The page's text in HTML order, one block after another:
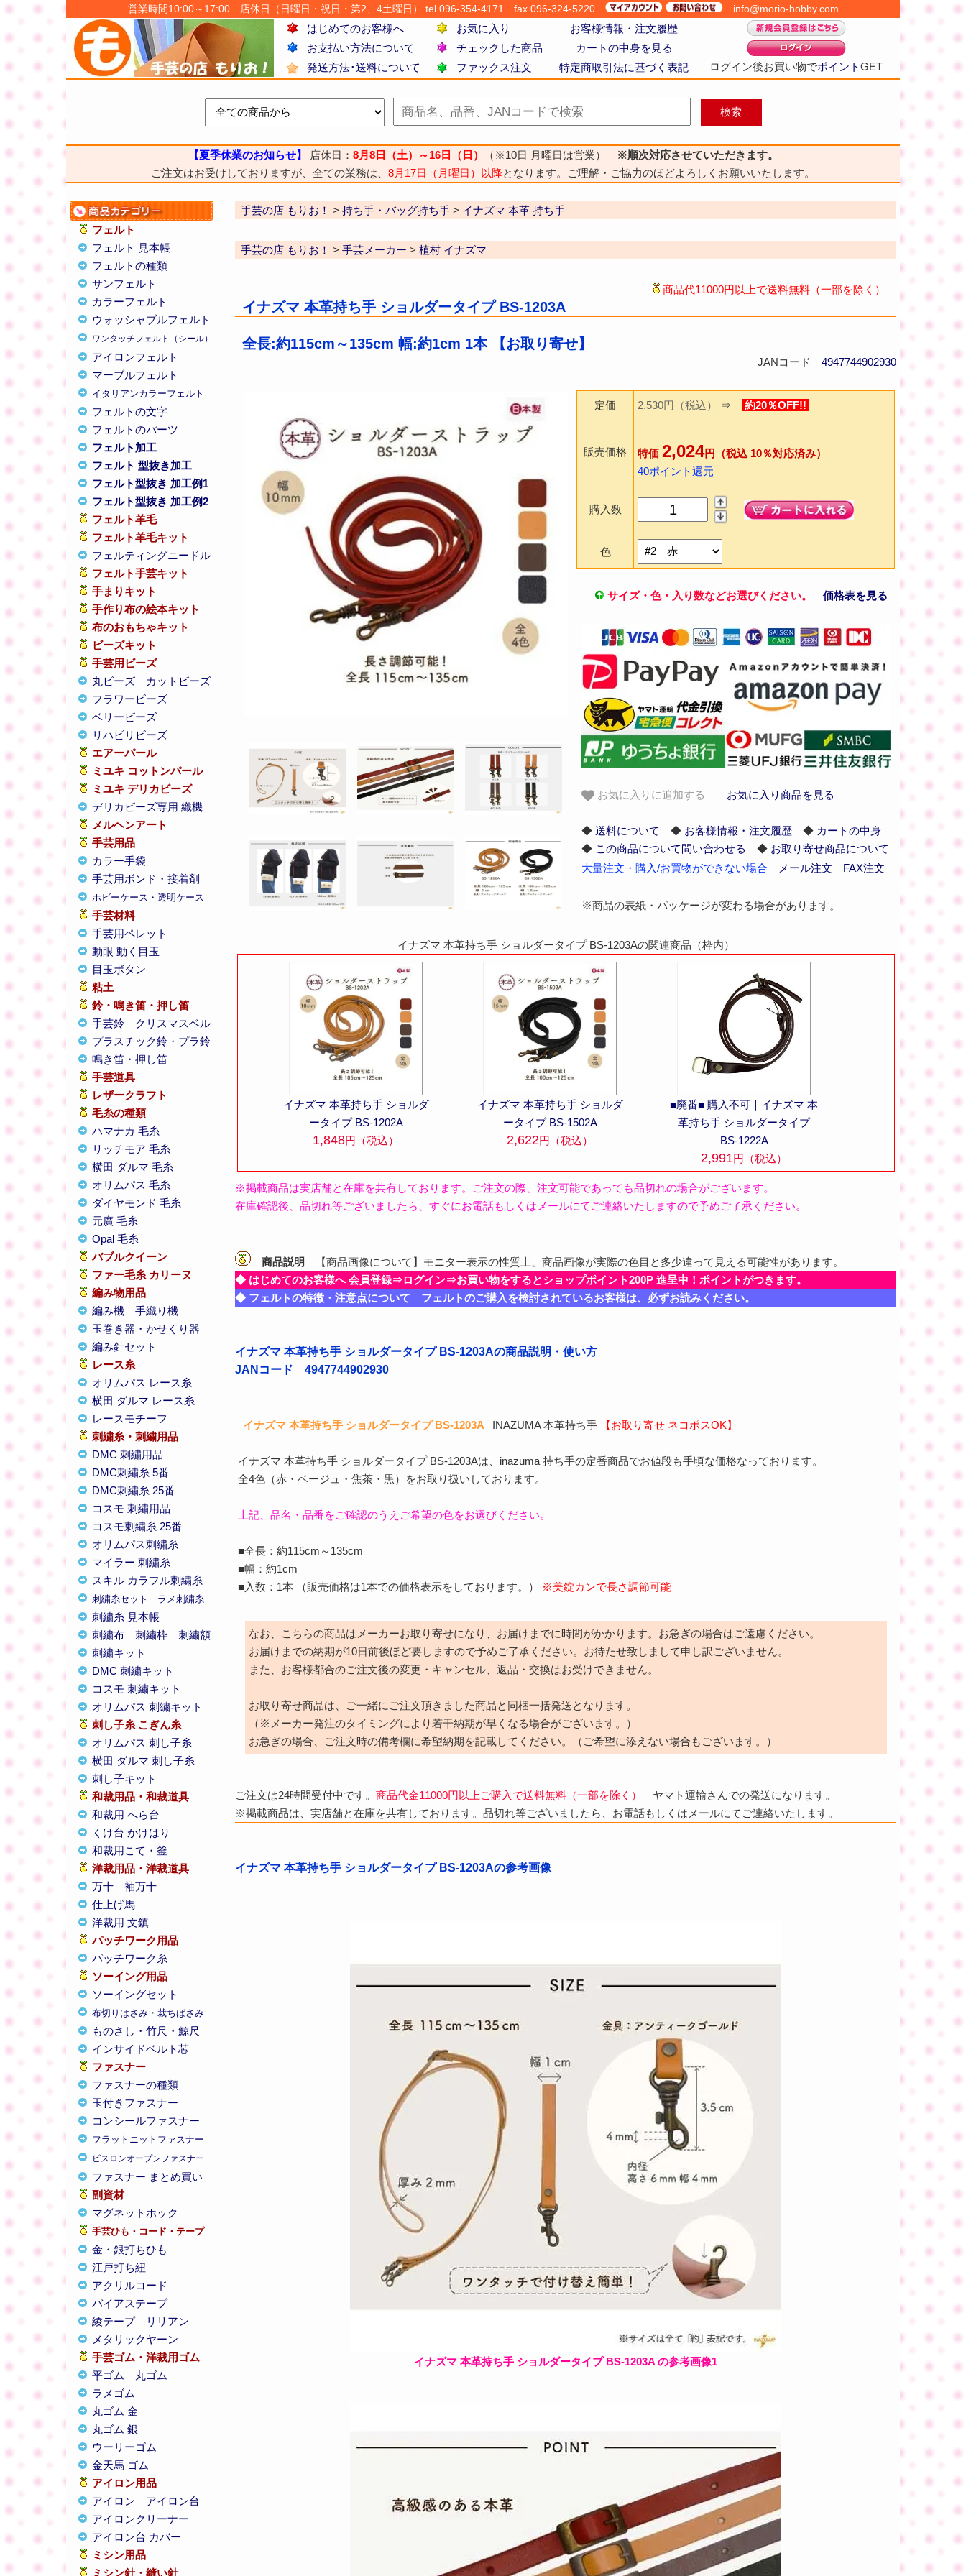
営業時間10:00～17:00 店休日（日曜日・祝日・第2、4土曜日） tel 096-354-4171 fax 096-324-5220 info@morio-hobby.com
はじめてのお客様へ お気に入り お客様情報・注文履歴
ログイン後お買い物でポイントGET
お支払い方法について チェックした商品
カートの中身を見る
発送方法･送料について
ファックス注文 特定商取引法に基づく表記
【夏季休業のお知らせ】 店休日： 8月8日（土）～16日（日） （※10日 月曜日は営業）
※順次対応させていただきます。
ご注文はお受けしておりますが、全ての業務は、 8月17日（月曜日）以降となります。ご理解・ご協力のほどよろしくお願いいたします。
フェルト
フェルト 見本帳
フェルトの種類
サンフェルト
カラーフェルト
ウォッシャブルフェルト
ワンタッチフェルト（シール）
アイロンフェルト
マーブルフェルト
イタリアンカラーフェルト
フェルトの文字
フェルトのパーツ
フェルト加工
フェルト 型抜き加工
フェルト型抜き 加工例1
フェルト型抜き 加工例2
フェルト羊毛
フェルト羊毛キット
フェルティングニードル
フェルト手芸キット
手まりキット
手作り布の絵本キット
布のおもちゃキット
ビーズキット
手芸用ビーズ
丸ビーズ
カットビーズ
フラワービーズ
ベリービーズ
リハビリビーズ
エアーパール
ミユキ コットンパール
ミユキ デリカビーズ
デリカビーズ専用 織機
メルヘンアート
手芸用品
カラー手袋
手芸用ボンド・接着剤
ホビーケース・透明ケース
手芸材料
手芸用ペレット
動眼 動く目玉
目玉ボタン
粘土
鈴・鳴き笛・押し笛
手芸鈴
クリスマスベル
プラスチック鈴・プラ鈴
鳴き笛・押し笛
手芸道具
レザークラフト
毛糸の種類
ハマナカ 毛糸
リッチモア 毛糸
横田 ダルマ 毛糸
オリムパス 毛糸
ダイヤモンド 毛糸
元廣 毛糸
Opal 毛糸
バブルクイーン
ファー毛糸 カリーヌ
編み物用品
編み機
手織り機
玉巻き器・かせくり器
編み針セット
レース糸
オリムパス レース糸
横田 ダルマ レース糸
レースモチーフ
刺繍糸・刺繍用品
DMC 刺繍用品
DMC刺繍糸 5番
DMC刺繍糸 25番
コスモ 刺繍用品
コスモ刺繍糸 25番
オリムパス刺繍糸
マイラー 刺繍糸
スキル カラフル刺繍糸
刺繍糸セット ラメ刺繍糸
刺繍糸 見本帳
刺繍布
刺繍枠
刺繍額
刺繍キット
DMC 刺繍キット
コスモ 刺繍キット
オリムパス 刺繍キット
刺し子糸 こぎん糸
オリムパス 刺し子糸
横田 ダルマ 刺し子糸
刺し子キット
和裁用品・和裁道具
和裁用 へら台
くけ台 かけはり
和裁用こて・釜
洋裁用品・洋裁道具
万十
袖万十
仕上げ馬
洋裁用 文鎮
パッチワーク用品
パッチワーク糸
ソーイング用品
ソーイングセット
布切りはさみ・裁ちばさみ
ものさし・竹尺・鯨尺
インサイドベルト芯
ファスナー
ファスナーの種類
玉付きファスナー
コンシールファスナー
フラットニットファスナー
ビスロンオープンファスナー
ファスナー まとめ買い
副資材
マグネットホック
手芸ひも・コード・テープ
金・銀打ちひも
江戸打ち紐
アクリルコード
バイアステープ
綾テープ
リリアン
メタリックヤーン
手芸ゴム・洋裁用ゴム
平ゴム
丸ゴム
ラメゴム
丸ゴム 金
丸ゴム 銀
ウーリーゴム
金天馬 ゴム
アイロン用品
アイロン
アイロン台
アイロンクリーナー
アイロン台 カバー
ミシン用品
ミシン針・縫い針
手芸の店 もりお！ > 持ち手・バッグ持ち手 > イナズマ 本革 持ち手
手芸の店 もりお！ > 手芸メーカー > 植村 イナズマ
商品代11000円以上で送料無料（一部を除く）
イナズマ 本革持ち手 ショルダータイプ BS-1203A
全長:約115cm～135cm 幅:約1cm 1本 【お取り寄せ】
JANコード 4947744902930
定価 2,530円（税込） ⇒ 約20％OFF!!
販売価格 特価 2,024円（税込 10％対応済み）
40ポイント還元
購入数
色
サイズ・色・入り数などお選びください。 価格表を見る
お気に入りに追加する お気に入り商品を見る
◆ 送料について ◆ お客様情報・注文履歴◆ カートの中身
◆ この商品について問い合わせる ◆ お取り寄せ商品について
大量注文・購入/お買物ができない場合
メール注文 FAX注文
※商品の表紙・パッケージが変わる場合があります。
イナズマ 本革持ち手 ショルダータイプ BS-1203Aの関連商品（枠内）
イナズマ 本革持ち手 ショルダ
ータイプ BS-1202A
1,848円（税込）
イナズマ 本革持ち手 ショルダ
ータイプ BS-1502A
2,622円（税込）
■廃番■ 購入不可｜イナズマ 本
革持ち手 ショルダータイプ
BS-1222A
2,991円（税込）
※掲載商品は実店舗と在庫を共有しております。ご注文の際、注文可能であっても品切れの場合がございます。
在庫確認後、品切れ等ございましたら、すぐにお電話もしくはメールにてご連絡いたしますので予めご了承ください。
商品説明
【商品画像について】モニター表示の性質上、商品画像が実際の色目と多少違って見える可能性があります。
◆ はじめてのお客様へ 会員登録⇒ログイン⇒お買い物をするとショップポイント200P 進呈中！ポイントがつきます。
◆ フェルトの特徴・注意点について フェルトのご購入を検討されているお客様は、必ずお読みください。
イナズマ 本革持ち手 ショルダータイプ BS-1203Aの商品説明・使い方
JANコード 4947744902930
イナズマ 本革持ち手 ショルダータイプ BS-1203A INAZUMA 本革持ち手 【お取り寄せ ネコポスOK】
イナズマ 本革持ち手 ショルダータイプ BS-1203Aは、inazuma 持ち手の定番商品でお値段も手頃な価格なっております。
全4色（赤・ベージュ・焦茶・黒）をお取り扱いしております。
上記、品名・品番をご確認のうえご希望の色をお選びください。
■全長：約115cm～135cm
■幅：約1cm
■入数：1本 （販売価格は1本での価格表示をしております。）
※美錠カンで長さ調節可能
なお、こちらの商品はメーカーお取り寄せになり、お届けまでに時間がかかります。お急ぎの場合はご遠慮ください。
お届けまでの納期が10日前後ほど要しますので予めご了承ください。お待たせ致しまして申し訳ございません。
また、お客様都合のご注文後の変更・キャンセル、返品・交換はお受けできません。
お取り寄せ商品は、ご一緒にご注文頂きました商品と同梱一括発送となります。
（※メーカー発注のタイミングにより若干納期が早くなる場合がございます。）
お急ぎの場合、ご注文時の備考欄に希望納期を記載してください。（ご希望に添えない場合もございます。）
ご注文は24時間受付中です。 商品代金11000円以上ご購入で送料無料（一部を除く）
ヤマト運輸さんでの発送になります。
※掲載商品は、実店舗と在庫を共有しております。品切れ等ございましたら、お電話もしくはメールにてご連絡いたします。
イナズマ 本革持ち手 ショルダータイプ BS-1203Aの参考画像
イナズマ 本革持ち手 ショルダータイプ BS-1203A の参考画像1